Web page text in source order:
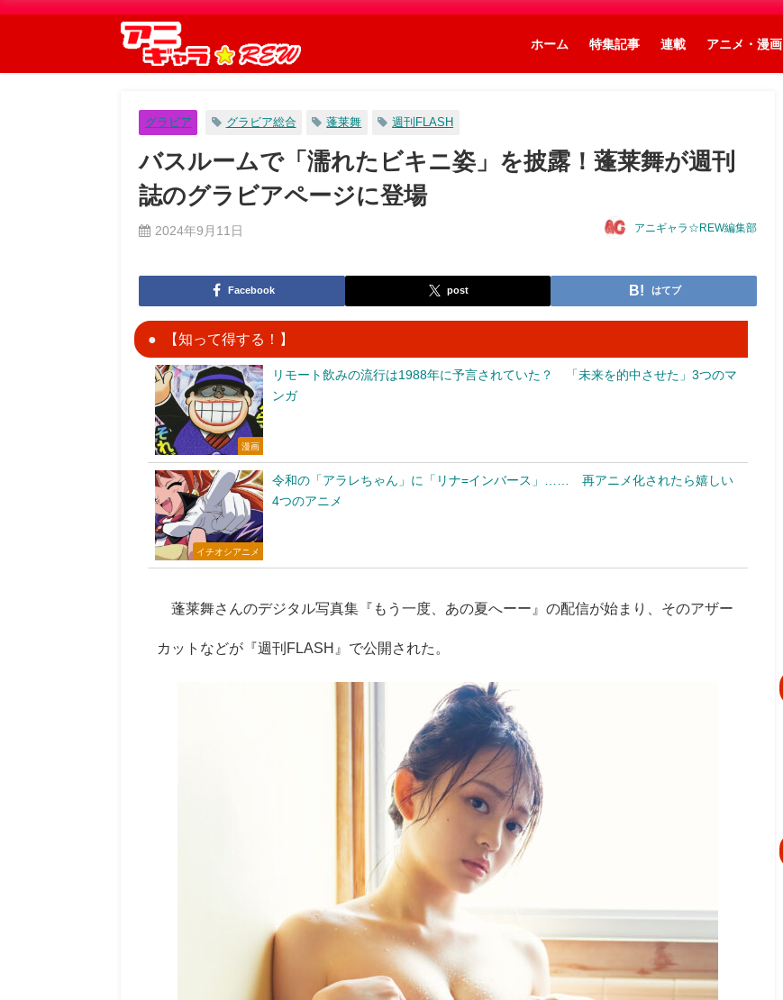
ホーム 特集記事 連載 アニメ・漫画
グラビア グラビア総合 蓬莱舞 週刊FLASH
バスルームで「濡れたビキニ姿」を披露！蓬莱舞が週刊
誌のグラビアページに登場
2024年9月11日 アニギャラ☆REW編集部
Facebook post はてブ
【知って得する！】
漫画
リモート飲みの流行は1988年に予言されていた？ 「未来を的中させた」3つのマ
ンガ
イチオシアニメ
令和の「アラレちゃん」に「リナ=インバース」…… 再アニメ化されたら嬉しい
4つのアニメ
蓬莱舞さんのデジタル写真集『もう一度、あの夏へーー』の配信が始まり、そのアザー
カットなどが『週刊FLASH』で公開された。